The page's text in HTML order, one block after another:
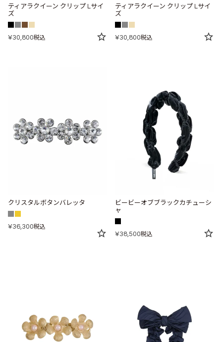
ティアラクイーン クリップ Lサイ
ズ
¥30,800税込
ティアラクイーン クリップ Lサイ
ズ
¥30,800税込
クリスタルボタンバレッタ
¥36,300税込
ビービーオブブラックカチューシ
ャ
¥38,500税込